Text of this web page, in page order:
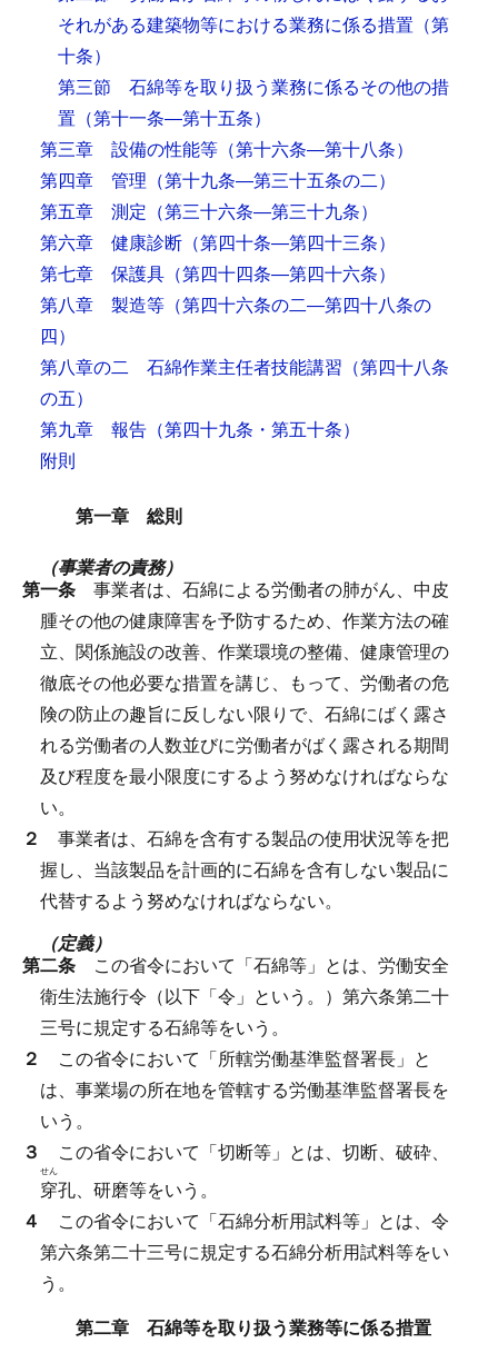
それがある建築物等における業務に係る措置 （第
十条）
第三節 石綿等を取り扱う業務に係るその他の措
置 （第十一条―第十五条）
第三章 設備の性能等 （第十六条―第十八条）
第四章 管理 （第十九条―第三十五条の二）
第五章 測定 （第三十六条―第三十九条）
第六章 健康診断 （第四十条―第四十三条）
第七章 保護具 （第四十四条―第四十六条）
第八章 製造等 （第四十六条の二―第四十八条の
四）
第八章の二 石綿作業主任者技能講習 （第四十八条
の五）
第九章 報告 （第四十九条・第五十条）
附則
第一章 総則
（事業者の責務）
第一条 事業者は、石綿による労働者の肺がん、中皮
腫その他の健康障害を予防するため、作業方法の確
立、関係施設の改善、作業環境の整備、健康管理の
徹底その他必要な措置を講じ、もって、労働者の危
険の防止の趣旨に反しない限りで、石綿にばく露さ
れる労働者の人数並びに労働者がばく露される期間
及び程度を最小限度にするよう努めなければならな
い。
２ 事業者は、石綿を含有する製品の使用状況等を把
握し、当該製品を計画的に石綿を含有しない製品に
代替するよう努めなければならない。
（定義）
第二条 この省令において「石綿等」とは、労働安全
衛生法施行令（以下「令」という。）第六条第二十
三号に規定する石綿等をいう。
２ この省令において「所轄労働基準監督署長」と
は、事業場の所在地を管轄する労働基準監督署長を
いう。
３ この省令において「切断等」とは、切断、破砕、
穿
せん
孔、研磨等をいう。
４ この省令において「石綿分析用試料等」とは、令
第六条第二十三号に規定する石綿分析用試料等をい
う。
第二章 石綿等を取り扱う業務等に係る措置